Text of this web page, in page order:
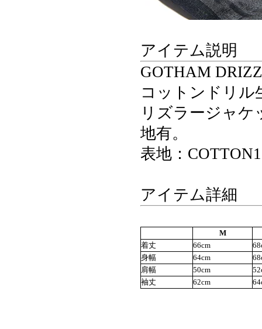
アイテム説明
GOTHAM
コットンドリル
リズラージャケ
地有。
表地：
アイテム詳細
M
着丈
66cm
身幅
64cm
肩幅
50cm
袖丈
62cm